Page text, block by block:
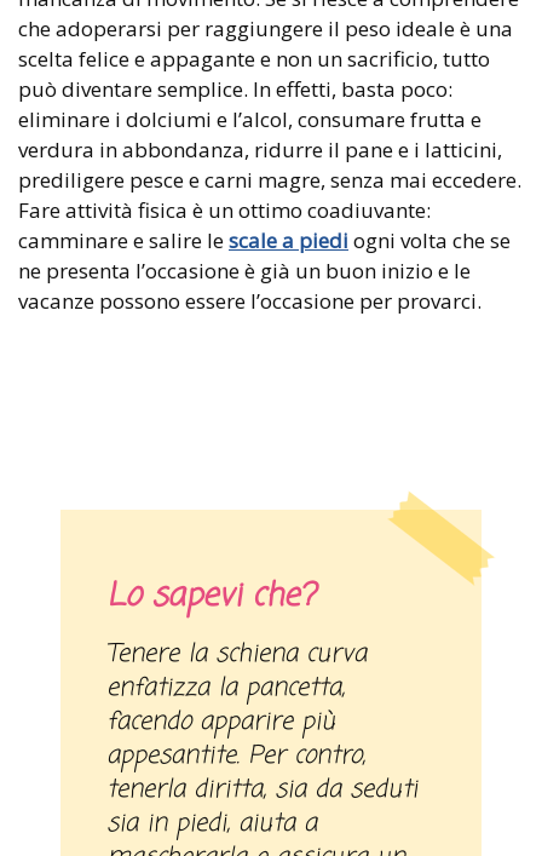
che adoperarsi per raggiungere il peso ideale è una
scelta felice e appagante e non un sacrificio, tutto
può diventare semplice. In effetti, basta poco:
eliminare i dolciumi e l’alcol, consumare frutta e
verdura in abbondanza, ridurre il pane e i latticini,
prediligere pesce e carni magre, senza mai eccedere.
Fare attività fisica è un ottimo coadiuvante:
camminare e salire lescale a piedi ogni volta che se
ne presenta l’occasione è già un buon inizio e le
vacanze possono essere l’occasione per provarci.
Lo sapevi che?
Tenere la schiena curva
enfatizza la pancetta,
facendo apparire più
appesantite. Per contro,
tenerla diritta, sia da seduti
sia in piedi, aiuta a